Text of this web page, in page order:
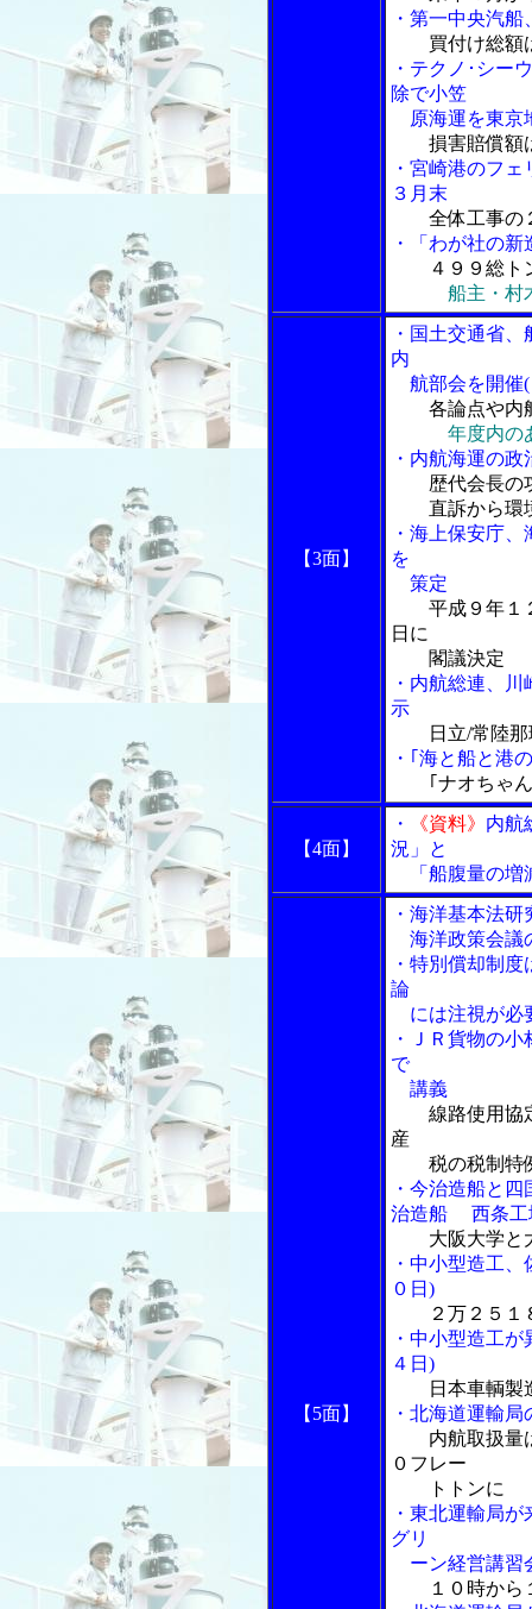
・第一中央汽
買付け総額
・テクノ･シー
除で小笠
原海運を東京
損害賠償額
・宮崎港のフ
３月末
全体工事の
・「わが社の
４９９総ト
船主・村
【3面】
・国土交通省
内
航部会を開催(
各論点や内
年度内の
・内航海運の政
歴代会長の
直訴から環
・海上保安庁
を
策定
平成９年１
日に
閣議決定
・内航総連、
示
日立/常陸
・｢海と船と港
｢ナオちゃ
【4面】
・ 《資料》 内航
況」と
「船腹量の増
【5面】
・海洋基本法
海洋政策会議
・特別償却制
論
には注視が必
・ＪＲ貨物の
で
講義
線路使用協
産
税の税制特例
・今治造船と
治造船 西条工
大阪大学と
・中小型造工
０日)
２万２５
・中小型造工
４日)
日本車輌製
・北海道運輸
内航取扱量
０フレー
トトンに
・東北運輸局
グリ
ーン経営講習
１０時か